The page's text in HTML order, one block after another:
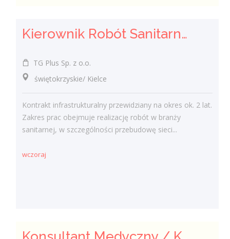
Kierownik Robót Sanitarnych
TG Plus Sp. z o.o.
świętokrzyskie/ Kielce
Kontrakt infrastrukturalny przewidziany na okres ok. 2 lat.
Zakres prac obejmuje realizację robót w branży
sanitarnej, w szczególności przebudowę sieci...
wczoraj